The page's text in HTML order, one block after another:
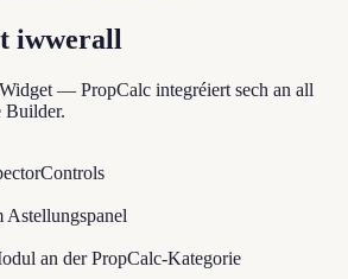
iwwerall
— PropCalc integréiert sech an all
Builder.
Astellungspanel
an der PropCalc-Kategorie